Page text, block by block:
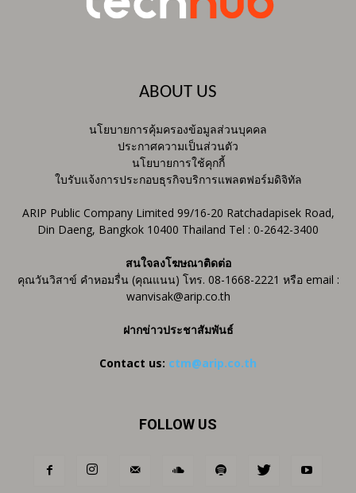
ABOUT US
นโยบายการคุ้มครองข้อมูลส่วนบุคคล
ประกาศความเป็นส่วนตัว
นโยบายการใช้คุกกี้
ใบรับแจ้งการประกอบธุรกิจบริการแพลตฟอร์มดิจิทัล
ARIP Public Company Limited 99/16-20 Ratchadapisek Road,
Din Daeng, Bangkok 10400 Thailand Tel : 0-2642-3400
สนใจลงโฆษณาติดต่อ
คุณวันวิสาข์ คำหอมรื่น (คุณแนน) โทร. 08-1668-2221 หรือ email :
wanvisak@arip.co.th
ฝากข่าวประชาสัมพันธ์
Contact us: ctm@arip.co.th
FOLLOW US